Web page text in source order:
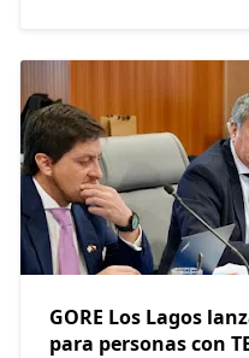
GORE Los Lagos
para personas con